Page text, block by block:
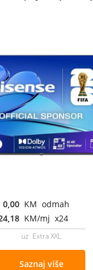
0,00 KM odmah
KM/mj x24
uz Extra XXL
Saznaj više